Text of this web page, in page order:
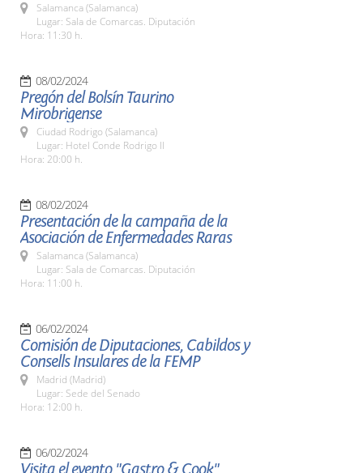
Salamanca (Salamanca)
Lugar: Sala de Comarcas. Diputación
Hora: 11:30 h.
08/02/2024
Pregón del Bolsín Taurino
Mirobrigense
Ciudad Rodrigo (Salamanca)
Lugar: Hotel Conde Rodrigo II
Hora: 20:00 h.
08/02/2024
Presentación de la campaña de la
Asociación de Enfermedades Raras
Salamanca (Salamanca)
Lugar: Sala de Comarcas. Diputación
Hora: 11:00 h.
06/02/2024
Comisión de Diputaciones, Cabildos y
Consells Insulares de la FEMP
Madrid (Madrid)
Lugar: Sede del Senado
Hora: 12:00 h.
06/02/2024